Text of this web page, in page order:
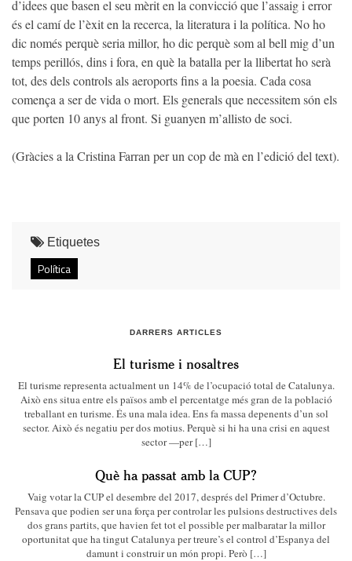
d’idees que basen el seu mèrit en la convicció que l’assaig i error
és el camí de l’èxit en la recerca, la literatura i la política. No ho
dic només perquè seria millor, ho dic perquè som al bell mig d’un
temps perillós, dins i fora, en què la batalla per la llibertat ho serà
tot, des dels controls als aeroports fins a la poesia. Cada cosa
comença a ser de vida o mort. Els generals que necessitem són els
que porten 10 anys al front. Si guanyen m’allisto de soci.
(Gràcies a la Cristina Farran per un cop de mà en l’edició del text).
Etiquetes
Política
DARRERS ARTICLES
El turisme i nosaltres
El turisme representa actualment un 14% de l’ocupació total de Catalunya.
Això ens situa entre els països amb el percentatge més gran de la població
treballant en turisme. És una mala idea. Ens fa massa depenents d’un sol
sector. Això és negatiu per dos motius. Perquè si hi ha una crisi en aquest
sector —per […]
Què ha passat amb la CUP?
Vaig votar la CUP el desembre del 2017, després del Primer d’Octubre.
Pensava que podien ser una força per controlar les pulsions destructives dels
dos grans partits, que havien fet tot el possible per malbaratar la millor
oportunitat que ha tingut Catalunya per treure’s el control d’Espanya del
damunt i construir un món propi. Però […]